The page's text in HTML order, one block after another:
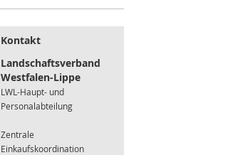
Kontakt
Landschaftsverband
Westfalen-Lippe
LWL-Haupt- und
Personalabteilung
Zentrale
Einkaufskoordination